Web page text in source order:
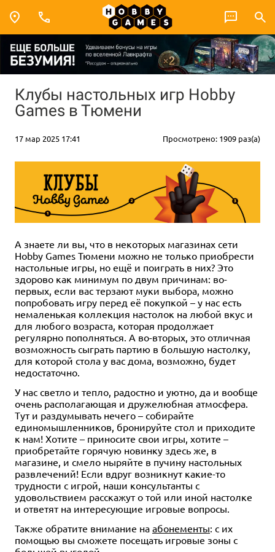
Клубы настольных игр Hobby
Games в Тюмени
17 мар 2025 17:41 Просмотрено: 1909 раз(а)
А знаете ли вы, что в некоторых магазинах сети
Hobby Games Тюмени можно не только приобрести
настольные игры, но ещё и поиграть в них? Это
здорово как минимум по двум причинам: во-
первых, если вас терзают муки выбора, можно
попробовать игру перед её покупкой – у нас есть
немаленькая коллекция настолок на любой вкус и
для любого возраста, которая продолжает
регулярно пополняться. А во-вторых, это отличная
возможность сыграть партию в большую настолку,
для которой стола у вас дома, возможно, будет
недостаточно.
У нас светло и тепло, радостно и уютно, да и вообще
очень располагающая и дружелюбная атмосфера.
Тут и раздумывать нечего – собирайте
единомышленников, бронируйте стол и приходите
к нам! Хотите – приносите свои игры, хотите –
приобретайте горячую новинку здесь же, в
магазине, и смело ныряйте в пучину настольных
развлечений! Если вдруг возникнут какие-то
трудности с игрой, наши консультанты с
удовольствием расскажут о той или иной настолке
и ответят на интересующие игровые вопросы.
Также обратите внимание на абонементы: с их
помощью вы сможете посещать игровые зоны с